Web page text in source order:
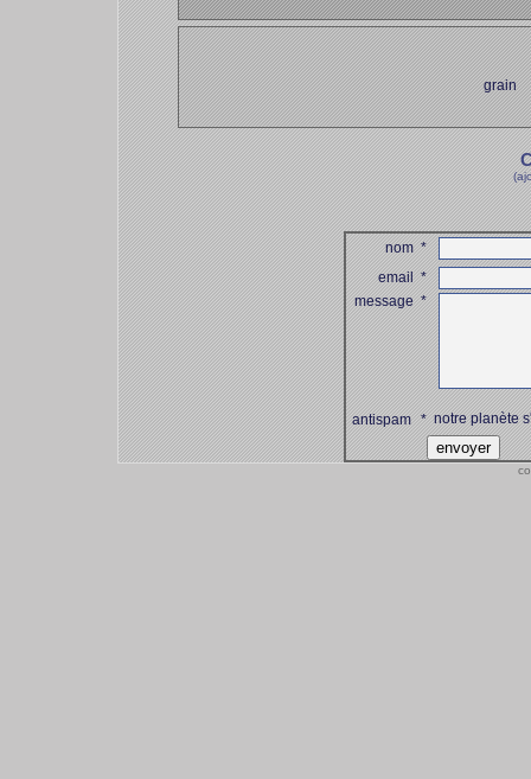
grain
nom*
email*
message*
antispam *notre planète